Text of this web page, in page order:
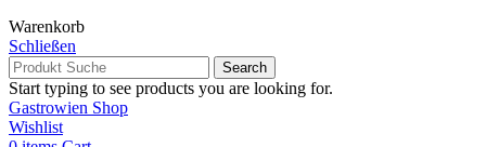
Warenkorb
Schließen
Search
Start typing to see products you are looking for.
Gastrowien Shop
Wishlist